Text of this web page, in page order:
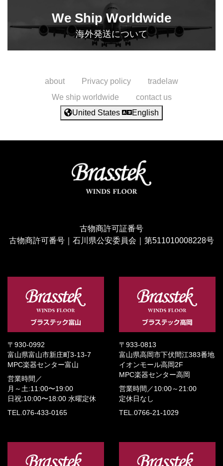
We Ship Worldwide
海外発送について
about Privacy policy
tradelaw
We ship worldwide
contact us
United States
English
古物商許可証番号
古物商許可番号｜石川県公安委員会｜第511010008228号
〒930-0992
富山県富山市新庄町3-13-7
MPC楽器センター富山
営業時間／
月～土:11:00〜19:00
日祝:10:00〜18:00 水曜定休
TEL.076-433-0165
〒933-0813
富山県高岡市下伏間江383番地
イオンモール高岡2F
MPC楽器センター高岡
営業時間／ 10:00～21:00
定休日なし
TEL.0766-21-1029